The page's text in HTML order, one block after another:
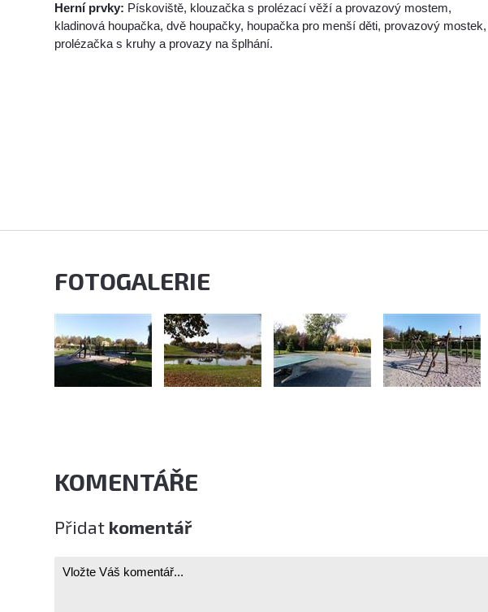
Herní prvky: Pískoviště, klouzačka s prolézací věží a provazový mostem,
kladinová houpačka, dvě houpačky, houpačka pro menší děti, provazový mostek,
prolézačka s kruhy a provazy na šplhání.
FOTOGALERIE
KOMENTÁŘE
Přidat komentář